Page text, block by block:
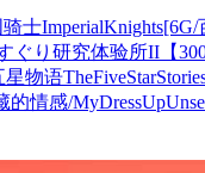
士
ぐり研究体验所II【
物语
情感/